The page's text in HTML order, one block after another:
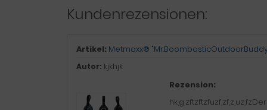
Kundenrezensionen:
Artikel: Metmaxx®
Autor: kjkhjk
Rezension: